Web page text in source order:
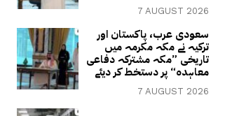
7 AUGUST 2026
سعودی عرب، پاکستان اور
ترکیہ نے مکہ مکرمہ میں
تاریخی ”مکہ مشترکہ دفاعی
معاہدہ“ پر دستخط کر دیئے
7 AUGUST 2026